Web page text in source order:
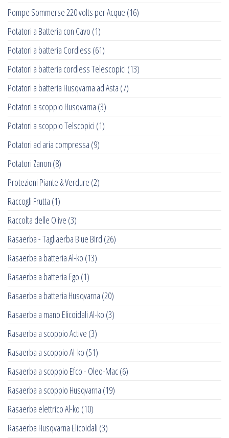
Pompe Sommerse 220 volts per Acque (16)
Potatori a Batteria con Cavo (1)
Potatori a batteria Cordless (61)
Potatori a batteria cordless Telescopici (13)
Potatori a batteria Husqvarna ad Asta (7)
Potatori a scoppio Husqvarna (3)
Potatori a scoppio Telscopici (1)
Potatori ad aria compressa (9)
Potatori Zanon (8)
Protezioni Piante & Verdure (2)
Raccogli Frutta (1)
Raccolta delle Olive (3)
Rasaerba - Tagliaerba Blue Bird (26)
Rasaerba a batteria Al-ko (13)
Rasaerba a batteria Ego (1)
Rasaerba a batteria Husqvarna (20)
Rasaerba a mano Elicoidali Al-ko (3)
Rasaerba a scoppio Active (3)
Rasaerba a scoppio Al-ko (51)
Rasaerba a scoppio Efco - Oleo-Mac(6)
Rasaerba a scoppio Husqvarna (19)
Rasaerba elettrico Al-ko (10)
Rasaerba Husqvarna Elicoidali (3)